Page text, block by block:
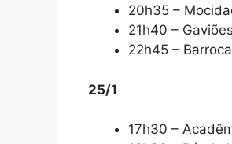
20h35 –
21h40 –
22h45 –
25/1
17h30 –